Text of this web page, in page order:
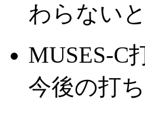
わらない
MUSES-C
今後の打